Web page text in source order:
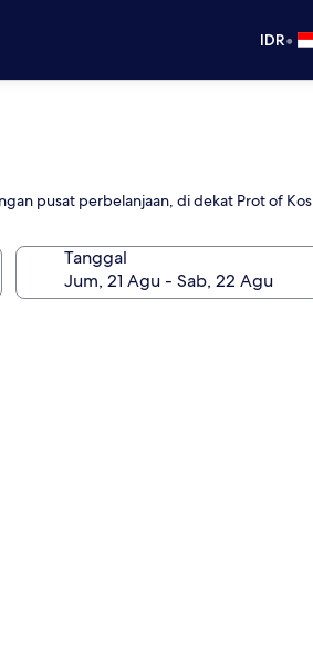
IDR•
pusat perbelanjaan, di dekat Prot of Kos
Tanggal